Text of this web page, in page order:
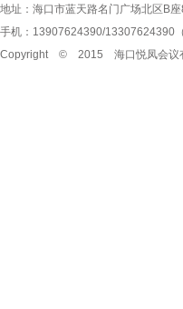
地址：海口市蓝天路名门广场北区B
手机：13907624390/13307624390
Copyright © 2015 海口悦凤会议